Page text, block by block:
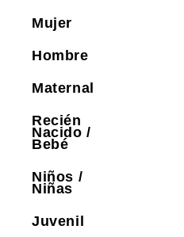
Mujer
Hombre
Maternal
Recién
Nacido /
Bebé
Niños /
Niñas
Juvenil